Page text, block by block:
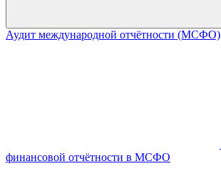
Аудит международной отчётности (МСФО)
финансовой отчётности в МСФО